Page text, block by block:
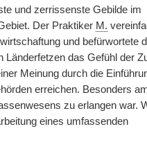
und zerrissenste Gebilde im
Der Praktiker M.
und befürwortete
das Gefühl der
Meinung durch die
erreichen. Besonders
zu erlangen war.
eines umfassenden